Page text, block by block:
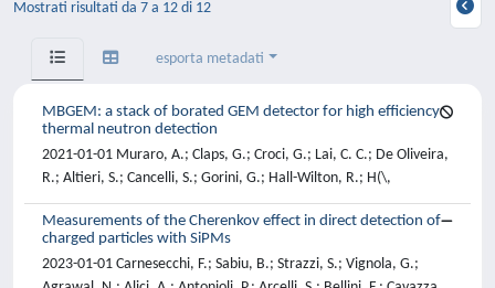
Mostrati risultati da 7 a 12 di 12
esporta metadati
MBGEM: a stack of borated GEM detector for high efficiency
thermal neutron detection
2021-01-01 Muraro, A.; Claps, G.; Croci, G.; Lai, C. C.; De Oliveira,
R.; Altieri, S.; Cancelli, S.; Gorini, G.; Hall-Wilton, R.; H(\,
Measurements of the Cherenkov effect in direct detection of
charged particles with SiPMs
2023-01-01 Carnesecchi, F.; Sabiu, B.; Strazzi, S.; Vignola, G.;